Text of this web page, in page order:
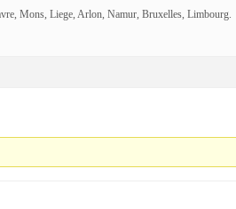
Mons, Liege, Arlon, Namur, Bruxelles, Limbourg.